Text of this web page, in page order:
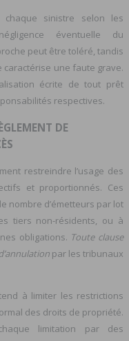
chaque sinistre selon les
éventuelle du
peut être toléré, tandis
caractérise une faute grave.
écrite de tout prêt
respectives.
DE
restreindre l’usage des
et proportionnés. Ces
nombre d’émetteurs par lot
tiers non-résidents, ou à
obligations. Toute clause
par les tribunaux
à limiter les restrictions
des droits de propriété.
limitation par des